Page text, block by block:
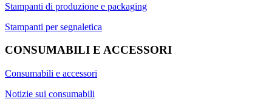
Stampanti di produzione e packaging
Stampanti per segnaletica
CONSUMABILI E ACCESSORI
Consumabili e accessori
Notizie sui consumabili